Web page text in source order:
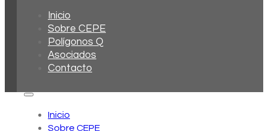
Inicio
Sobre CEPE
Polígonos Q
Asociados
Contacto
Inicio
Sobre CEPE